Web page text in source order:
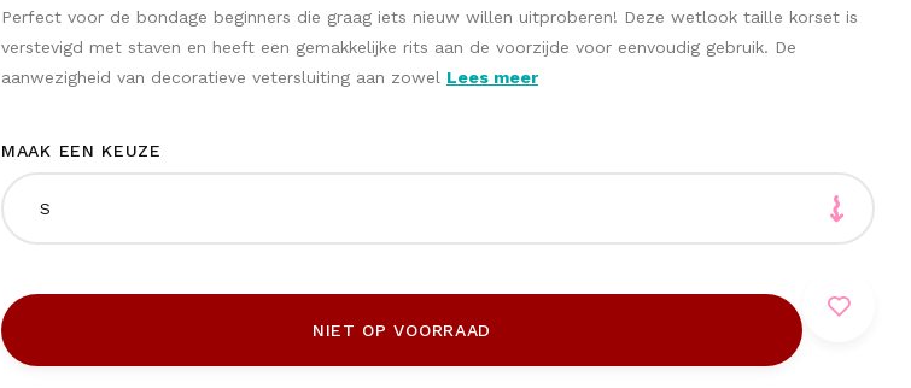
Perfect voor de bondage beginners die graag iets nieuw willen uitproberen! Deze wetlook taille korset is
verstevigd met staven en heeft een gemakkelijke rits aan de voorzijde voor eenvoudig gebruik. De
aanwezigheid van decoratieve vetersluiting aan zowel Lees meer
MAAK EEN KEUZE
S
NIET OP VOORRAAD